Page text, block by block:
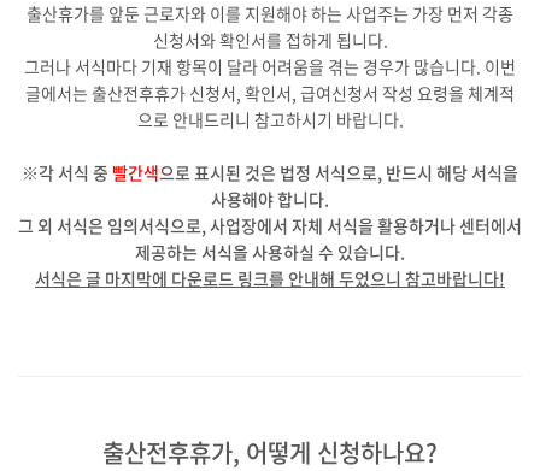
출산휴가를 앞둔 근로자와 이를 지원해야 하는 사업주는 가장 먼저 각종
신청서와 확인서를 접하게 됩니다.
그러나 서식마다 기재 항목이 달라 어려움을 겪는 경우가 많습니다. 이번
글에서는 출산전후휴가 신청서, 확인서, 급여신청서 작성 요령을 체계적
으로 안내드리니 참고하시기 바랍니다.
※각 서식 중 빨간색으로 표시된 것은 법정 서식으로, 반드시 해당 서식을
사용해야 합니다.
그 외 서식은 임의서식으로, 사업장에서 자체 서식을 활용하거나 센터에서
제공하는 서식을 사용하실 수 있습니다.
서식은 글 마지막에 다운로드 링크를 안내해 두었으니 참고바랍니다!
출산전후휴가, 어떻게 신청하나요?